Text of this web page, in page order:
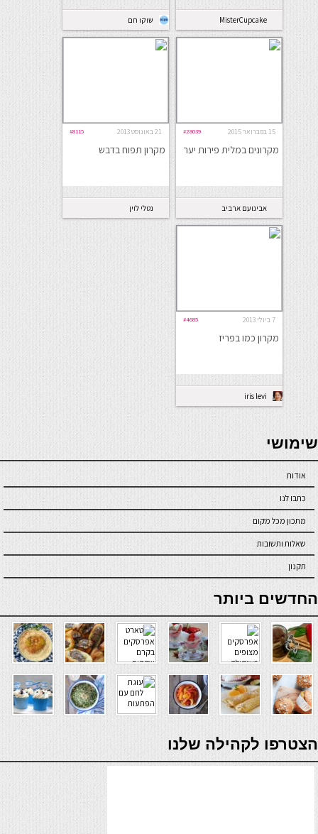
MisterCupcake שוקו חם
15 בפברואר 2015 #28039
מקרונים במלית פירות יער
אבינועם ארביב
21 באוגוסט 2013 #8115
מקרון תפוח בדבש
נטלי לוין
7 ביולי 2013 #4685
מקרון כמו בפריז
iris levi
seriöse online casinos österreich
שימושי
אודות
כתבו לנו
מתכון מכל מקום
שאלות ותשובות
תקנון
online casino
החדשים ביותר
verde casino
הצטרפו לקהילה שלנו